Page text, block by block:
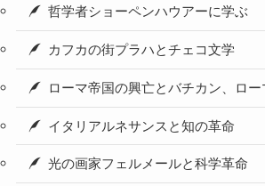
哲学者ショーペンハウアーに学ぶ
カフカの街プラハとチェコ文学
ローマ帝国の興亡とバチカン、ロー
イタリアルネサンスと知の革命
光の画家フェルメールと科学革命